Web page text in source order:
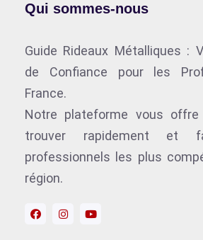
Qui sommes-nous
Guide Rideaux Métalliques :
de Confiance pour les
France.
Notre plateforme vous
trouver rapidement et
professionnels les plus
région.